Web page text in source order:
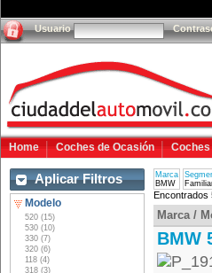
Usuario
Home Coches de Ocasión
Aplicar Filtros
Modelo
520 (15)
530 (10)
330 (7)
320 (6)
118 (4)
318 (3)
Marca
BMW
Encontrados
Marca /
BMW